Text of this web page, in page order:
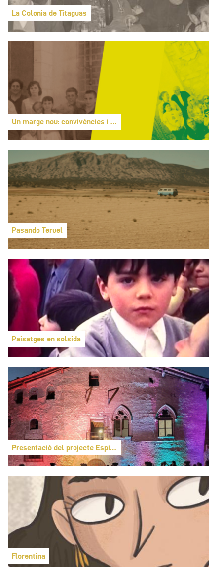
La Colonia de Titaguas
Un marge nou: convivències i conflictes en la societat rural
Pasando Teruel
Paisatges en solsida
Presentació del projecte Espigol
Florentina